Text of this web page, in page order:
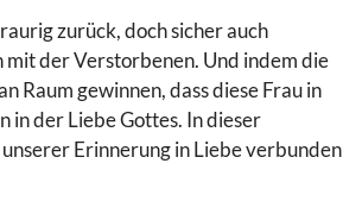
zurück, doch sicher auch
mit der Verstorbenen. Und indem die
Raum gewinnen, dass diese Frau in
in der Liebe Gottes. In dieser
Erinnerung in Liebe verbunden